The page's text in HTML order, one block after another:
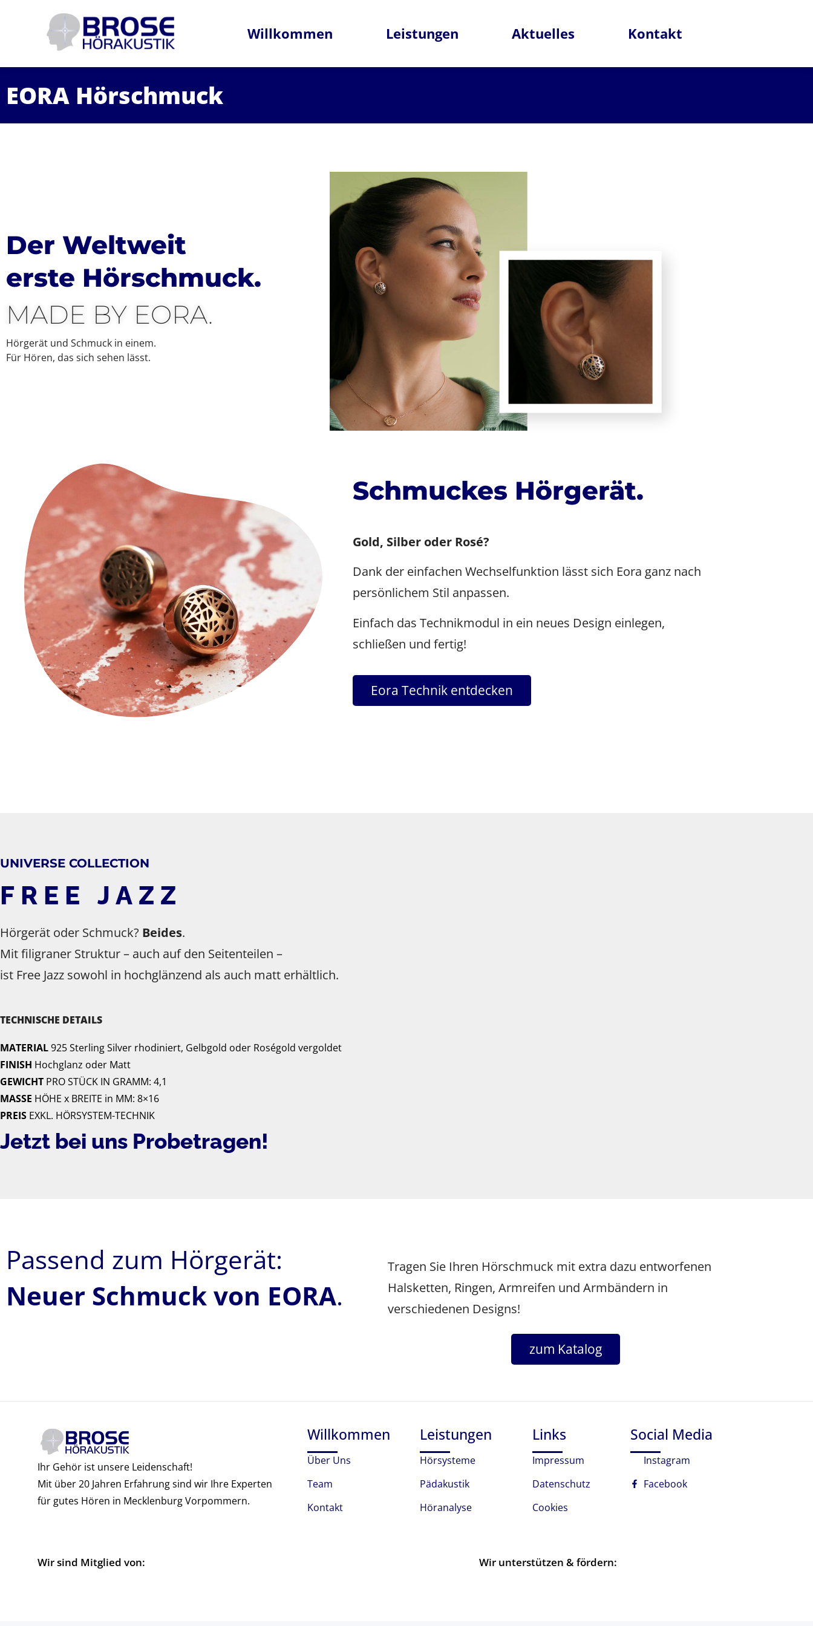
Willkommen Leistungen Aktuelles Kontakt
EORA Hörschmuck
Der Weltweit
erste Hörschmuck.
MADE BY EORA.
Hörgerät und Schmuck in einem.
Für Hören, das sich sehen lässt.
Schmuckes Hörgerät.
Gold, Silber oder Rosé?
Dank der einfachen Wechselfunktion lässt sich Eora ganz nach
persönlichem Stil anpassen.
Einfach das Technikmodul in ein neues Design einlegen,
schließen und fertig!
Eora Technik entdecken
UNIVERSE COLLECTION
FREE JAZZ
Hörgerät oder Schmuck? Beides.
Mit filigraner Struktur – auch auf den Seitenteilen –
ist Free Jazz sowohl in hochglänzend als auch matt erhältlich.
TECHNISCHE DETAILS
MATERIAL925 Sterling Silver rhodiniert, Gelbgold oder Roségold vergoldet
FINISH Hochglanz oder Matt
GEWICHT PRO STÜCK IN GRAMM: 4,1
MASSE HÖHE x BREITE in MM: 8×16
PREIS EXKL. HÖRSYSTEM-TECHNIK
Jetzt bei uns Probetragen!
Passend zum Hörgerät:
Neuer Schmuck von EORA.
Tragen Sie Ihren Hörschmuck mit extra dazu entworfenen
Halsketten, Ringen, Armreifen und Armbändern in
verschiedenen Designs!
zum Katalog
Ihr Gehör ist unsere Leidenschaft!
Mit über 20 Jahren Erfahrung sind wir Ihre Experten
für gutes Hören in Mecklenburg Vorpommern.
Willkommen
Über Uns
Team
Kontakt
Leistungen
Hörsysteme
Pädakustik
Höranalyse
Links
Impressum
Datenschutz
Cookies
Social Media
Instagram
Facebook
Wir sind Mitglied von: Wir unterstützen & fördern: